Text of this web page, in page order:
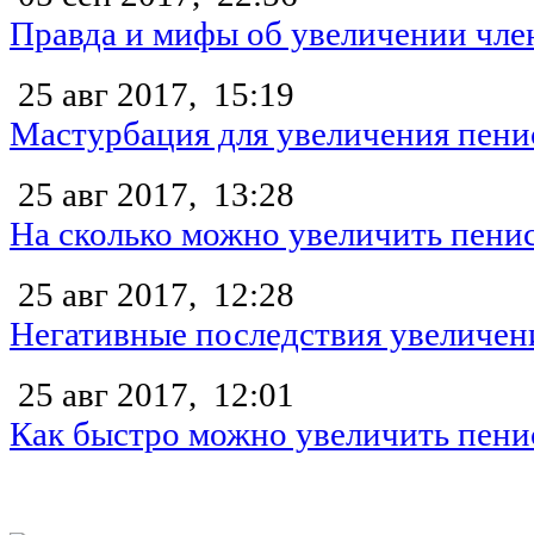
Правда и мифы об увеличении
25 авг 2017, 15:19
Мастурбация для увеличения
25 авг 2017, 13:28
На сколько можно увеличить
25 авг 2017, 12:28
Негативные последствия
25 авг 2017, 12:01
Как быстро можно увеличить